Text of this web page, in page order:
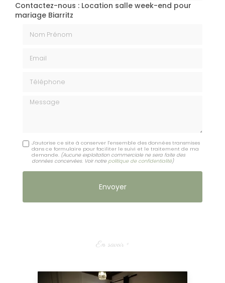
Contactez-nous : Location salle week-end pour
mariage Biarritz
Message
J'autorise ce site à conserver l'ensemble des données transmises
dans ce formulaire pour faciliter le suivi et le traitement de ma
demande. (Aucune exploitation commerciale ne sera faite des
données concervées. Voir notre politique de confidentialité)
En savoir +